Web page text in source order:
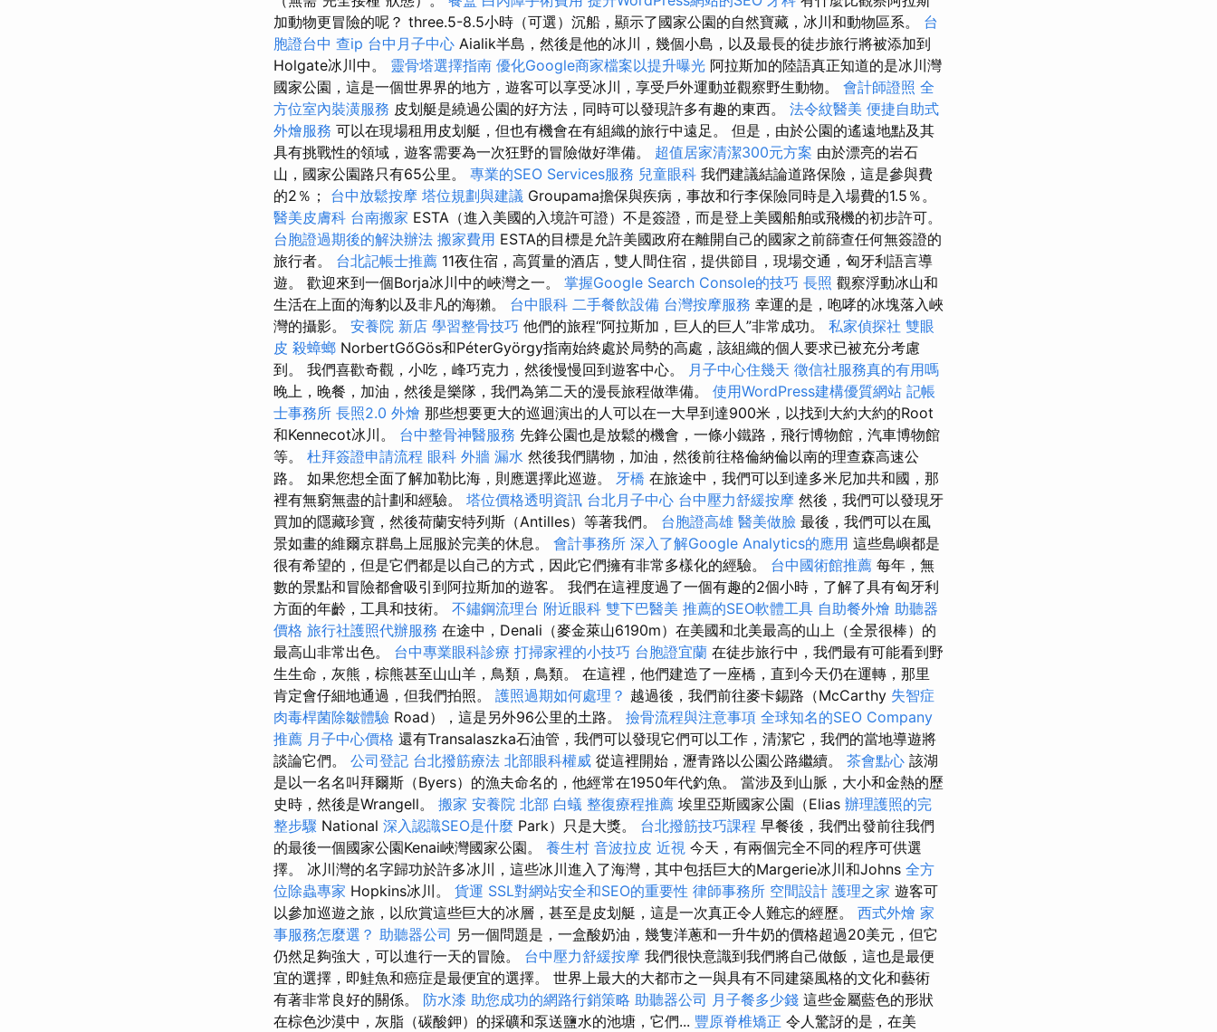
加動物更冒險的呢？ three.5-8.5小時（可選）沉船，顯示了國家公園的自然寶藏，冰川和動物區系。 台
胞證台中 查ip 台中月子中心 Aialik半島，然後是他的冰川，幾個小島，以及最長的徒步旅行將被添加到
Holgate冰川中。 靈骨塔選擇指南 優化Google商家檔案以提升曝光 阿拉斯加的陸語真正知道的是冰川灣
國家公園，這是一個世界界的地方，遊客可以享受冰川，享受戶外運動並觀察野生動物。 會計師證照 全
方位室內裝潢服務 皮划艇是繞過公園的好方法，同時可以發現許多有趣的東西。 法令紋醫美 便捷自助式
外燴服務 可以在現場租用皮划艇，但也有機會在有組織的旅行中遠足。 但是，由於公園的遙遠地點及其
具有挑戰性的領域，遊客需要為一次狂野的冒險做好準備。 超值居家清潔300元方案 由於漂亮的岩石
山，國家公園路只有65公里。 專業的SEO Services服務 兒童眼科 我們建議結論道路保險，這是參與費
的2％； 台中放鬆按摩 塔位規劃與建議 Groupama擔保與疾病，事故和行李保險同時是入場費的1.5％。
醫美皮膚科 台南搬家 ESTA（進入美國的入境許可證）不是簽證，而是登上美國船舶或飛機的初步許可。
台胞證過期後的解決辦法 搬家費用 ESTA的目標是允許美國政府在離開自己的國家之前篩查任何無簽證的
旅行者。 台北記帳士推薦 11夜住宿，高質量的酒店，雙人間住宿，提供節目，現場交通，匈牙利語言導
遊。 歡迎來到一個Borja冰川中的峽灣之一。 掌握Google Search Console的技巧 長照 觀察浮動冰山和
生活在上面的海豹以及非凡的海獺。 台中眼科 二手餐飲設備 台灣按摩服務 幸運的是，咆哮的冰塊落入峽
灣的攝影。 安養院 新店 學習整骨技巧 他們的旅程“阿拉斯加，巨人的巨人”非常成功。 私家偵探社 雙眼
皮 殺蟑螂 NorbertGőGös和PéterGyörgy指南始終處於局勢的高處，該組織的個人要求已被充分考慮
到。 我們喜歡奇觀，小吃，峰巧克力，然後慢慢回到遊客中心。
月子中心住幾天 徵信社服務真的有用嗎
晚上，晚餐，加油，然後是樂隊，我們為第二天的漫長旅程做準備。 使用WordPress建構優質網站 記帳
士事務所 長照2.0 外燴 那些想要更大的巡迴演出的人可以在一大早到達900米，以找到大約大約的Root
和Kennecot冰川。 台中整骨神醫服務 先鋒公園也是放鬆的機會，一條小鐵路，飛行博物館，汽車博物館
等。 杜拜簽證申請流程 眼科 外牆 漏水 然後我們購物，加油，然後前往格倫納倫以南的理查森高速公
路。 如果您想全面了解加勒比海，則應選擇此巡遊。 牙橋 在旅途中，我們可以到達多米尼加共和國，那
裡有無窮無盡的計劃和經驗。 塔位價格透明資訊 台北月子中心 台中壓力舒緩按摩 然後，我們可以發現牙
買加的隱藏珍寶，然後荷蘭安特列斯（Antilles）等著我們。 台胞證高雄 醫美做臉 最後，我們可以在風
景如畫的維爾京群島上屈服於完美的休息。 會計事務所 深入了解Google Analytics的應用 這些島嶼都是
很有希望的，但是它們都是以自己的方式，因此它們擁有非常多樣化的經驗。 台中國術館推薦 每年，無
數的景點和冒險都會吸引到阿拉斯加的遊客。 我們在這裡度過了一個有趣的2個小時，了解了具有匈牙利
方面的年齡，工具和技術。 不鏽鋼流理台 附近眼科 雙下巴醫美 推薦的SEO軟體工具 自助餐外燴 助聽器
價格 旅行社護照代辦服務 在途中，Denali（麥金萊山6190m）在美國和北美最高的山上（全景很棒）的
最高山非常出色。 台中專業眼科診療 打掃家裡的小技巧 台胞證宜蘭 在徒步旅行中，我們最有可能看到野
生生命，灰熊，棕熊甚至山山羊，鳥類，鳥類。 在這裡，他們建造了一座橋，直到今天仍在運轉，那里
肯定會仔細地通過，但我們拍照。 護照過期如何處理？ 越過後，我們前往麥卡錫路（McCarthy 失智症
肉毒桿菌除皺體驗 Road），這是另外96公里的土路。 撿骨流程與注意事項 全球知名的SEO Company
推薦 月子中心價格 還有Transalaszka石油管，我們可以發現它們可以工作，清潔它，我們的當地導遊將
談論它們。 公司登記 台北撥筋療法 北部眼科權威 從這裡開始，瀝青路以公園公路繼續。 茶會點心 該湖
是以一名名叫拜爾斯（Byers）的漁夫命名的，他經常在1950年代釣魚。 當涉及到山脈，大小和金熱的歷
史時，然後是Wrangell。 搬家 安養院 北部 白蟻 整復療程推薦 埃里亞斯國家公園（Elias 辦理護照的完
整步驟 National 深入認識SEO是什麼 Park）只是大獎。 台北撥筋技巧課程 早餐後，我們出發前往我們
的最後一個國家公園Kenai峽灣國家公園。 養生村 音波拉皮 近視 今天，有兩個完全不同的程序可供選
擇。 冰川灣的名字歸功於許多冰川，這些冰川進入了海灣，其中包括巨大的Margerie冰川和Johns 全方
位除蟲專家 Hopkins冰川。 貨運 SSL對網站安全和SEO的重要性 律師事務所 空間設計 護理之家 遊客可
以參加巡遊之旅，以欣賞這些巨大的冰層，甚至是皮划艇，這是一次真正令人難忘的經歷。 西式外燴 家
事服務怎麼選？ 助聽器公司 另一個問題是，一盒酸奶油，幾隻洋蔥和一升牛奶的價格超過20美元，但它
仍然足夠強大，可以進行一天的冒險。 台中壓力舒緩按摩 我們很快意識到我們將自己做飯，這也是最便
宜的選擇，即鮭魚和癌症是最便宜的選擇。 世界上最大的大都市之一與具有不同建築風格的文化和藝術
有著非常良好的關係。 防水漆 助您成功的網路行銷策略 助聽器公司 月子餐多少錢 這些金屬藍色的形狀
在棕色沙漠中，灰脂（碳酸鉀）的採礦和泵送鹽水的池塘，它們... 豐原脊椎矯正 令人驚訝的是，在美